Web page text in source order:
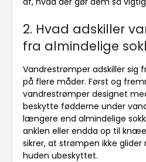
2. Hvad adskiller
fra almindelige
Vandrestrømper adskiller sig
på flere måder. Først og
vandrestrømper designet
beskytte fødderne under
længere end almindelige
anklen eller endda op til
sikrer, at strømpen ikke
huden ubeskyttet.